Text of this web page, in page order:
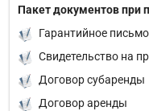
Пакет документов при
Гарантийное письмо
Свидетельство на
Договор субаренды
Договор аренды